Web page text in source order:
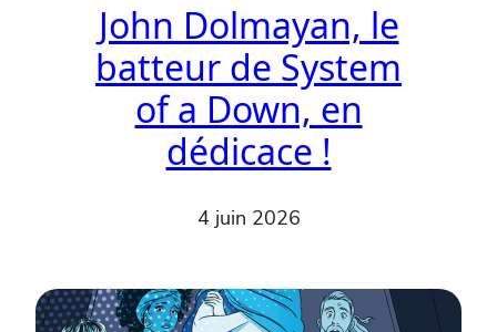
John Dolmayan, le
batteur de System
of a Down, en
dédicace !
4 juin 2026